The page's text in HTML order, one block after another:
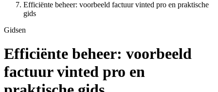
Efficiënte beheer: voorbeeld factuur vinted pro en praktische
gids
Gidsen
Efficiënte beheer: voorbeeld
factuur vinted pro en